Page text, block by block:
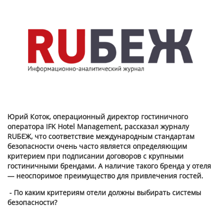
Юрий Коток, операционный директор гостиничного
оператора IFK Hotel Management, рассказал журналу
RUБЕЖ, что соответствие международным стандартам
безопасности очень часто является определяющим
критерием при подписании договоров с крупными
гостиничными брендами. А наличие такого бренда у отеля
— неоспоримое преимущество для привлечения гостей.
- По каким критериям отели должны выбирать системы
безопасности?